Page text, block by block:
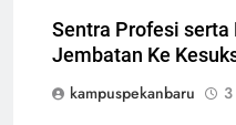
Sentra Profesi serta
Jembatan Ke
kampuspekanbaru